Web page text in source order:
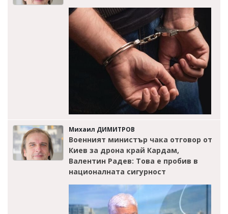
Михаил ДИМИТРОВ
Военният министър чака отговор от
Киев за дрона край Кардам,
Валентин Радев: Това е пробив в
националната сигурност